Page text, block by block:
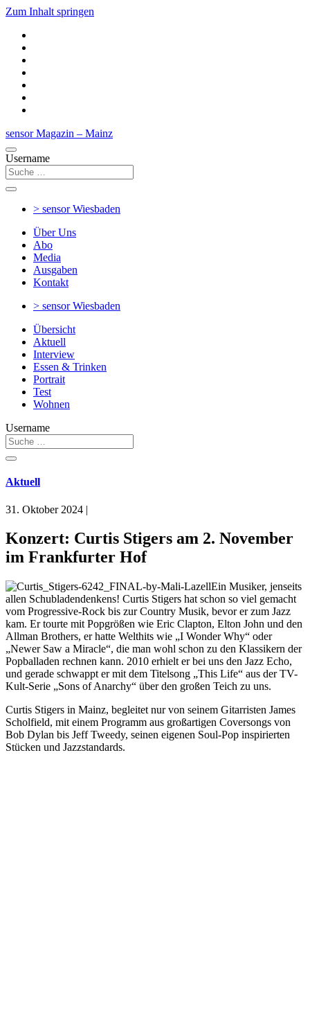
Zum Inhalt springen
sensor Magazin – Mainz
Username
> sensorWiesbaden
Über Uns
Abo
Media
Ausgaben
Kontakt
> sensorWiesbaden
Übersicht
Aktuell
Interview
Essen & Trinken
Portrait
Test
Wohnen
Username
Aktuell
31. Oktober 2024 |
Konzert: Curtis Stigers am 2. November
im Frankfurter Hof
Ein Musiker, jenseits
allen Schubladendenkens! Curtis Stigers hat schon so viel gemacht
vom Progressive-Rock bis zur Country Musik, bevor er zum Jazz
kam. Er tourte mit Popgrößen wie Eric Clapton, Elton John und den
Allman Brothers, er hatte Welthits wie „I Wonder Why“ oder
„Newer Saw a Miracle“, die man wohl schon zu den Klassikern der
Popballaden rechnen kann. 2010 erhielt er bei uns den Jazz Echo,
und gerade schwappt er mit dem Titelsong „This Life“ aus der TV-
Kult-Serie „Sons of Anarchy“ über den großen Teich zu uns.
Curtis Stigers in Mainz, begleitet nur von seinem Gitarristen James
Scholfield, mit einem Programm aus großartigen Coversongs von
Bob Dylan bis Jeff Tweedy, seinen eigenen Soul-Pop inspirierten
Stücken und Jazzstandards.